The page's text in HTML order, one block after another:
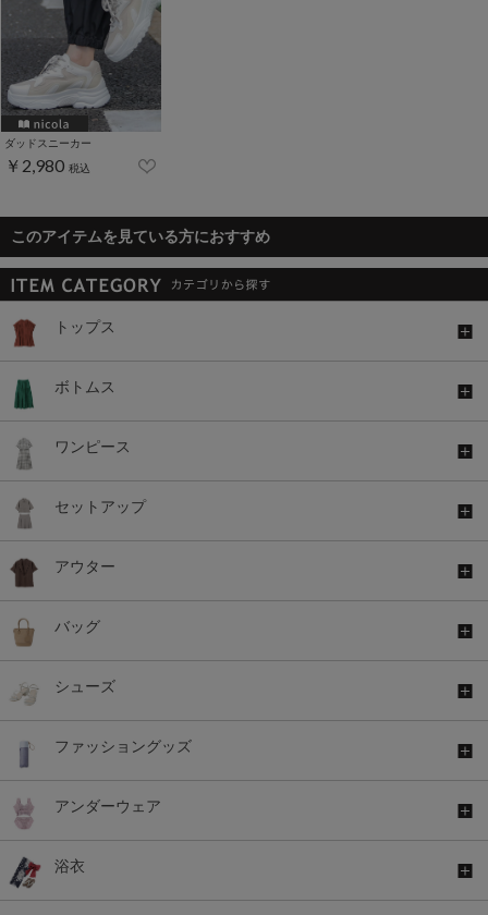
ダッドスニーカー
￥2,980 税込
このアイテムを見ている方におすすめ
トップス
ボトムス
ワンピース
セットアップ
アウター
バッグ
シューズ
ファッショングッズ
アンダーウェア
浴衣